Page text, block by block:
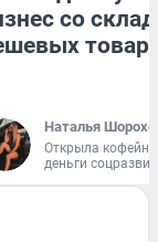
со
Наталья
Открыла
деньги